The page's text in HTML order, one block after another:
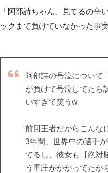
「阿部詩ちゃん、見てるの辛
ックまで負けていなかった事
阿部詩の号泣について
が負けて号泣してたら
いすぎて笑うw
前回王者だからこんな
3年間、世界中の選手
てるし、彼女も【絶対
う重圧がかかってたか